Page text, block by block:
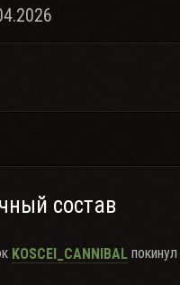
состав
KOSCEI_CANNIBAL